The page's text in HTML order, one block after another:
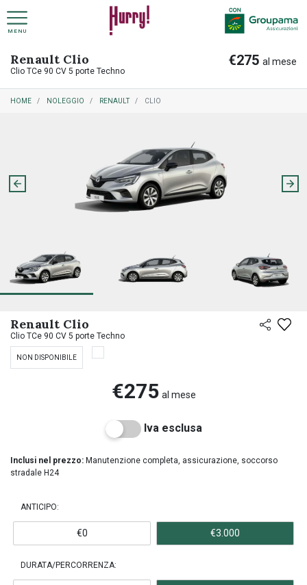
MENU
Renault Clio
Clio TCe 90 CV 5 porte Techno
€275 al mese
HOME NOLEGGIO RENAULT CLIO
Renault Clio
Clio TCe 90 CV 5 porte Techno
NON DISPONIBILE
€275 al mese
Iva esclusa
Inclusi nel prezzo: Manutenzione completa, assicurazione, soccorso
stradale H24
ANTICIPO:
€0 €3.000
DURATA/PERCORRENZA:
NOLEGGIO A LUNGO TERMINE PRIVATI
COME FUNZIONA NOLEGGIO A LUNGO TERMINE